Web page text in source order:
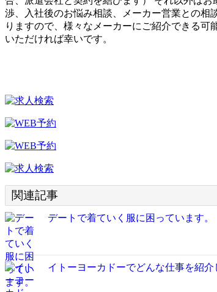
渉、入社後のお悩み相談、メーカー営業との相
りますので、様々なメーカーにご紹介できる
いただければ幸いです。
関連記事
デートで着ていく服に困っています。
イトーヨーカドーでどんな仕事を紹介